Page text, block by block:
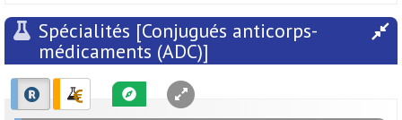
Spécialités [Conjugués anticorps-
médicaments (ADC)]